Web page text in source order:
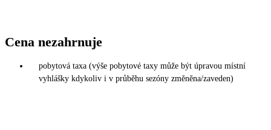
Cena nezahrnuje
pobytová taxa (výše pobytové taxy může být úpravou místní
vyhlášky kdykoliv i v průběhu sezóny změněna/zaveden)